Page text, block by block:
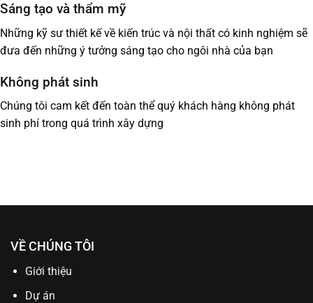
Sáng tạo và thẩm mỹ
Những kỹ sư thiết kế về kiến trúc và nội thất có kinh nghiệm sẽ
đưa đến những ý tưởng sáng tạo cho ngôi nhà của bạn
Không phát sinh
Chúng tôi cam kết đến toàn thể quý khách hàng không phát
sinh phí trong quá trình xây dựng
VỀ CHÚNG TÔI
Giới thiệu
Dự án